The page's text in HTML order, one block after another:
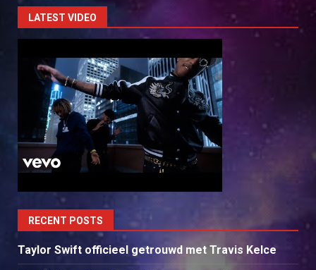
LATEST VIDEO
RECENT POSTS
Taylor Swift officieel getrouwd met Travis Kelce